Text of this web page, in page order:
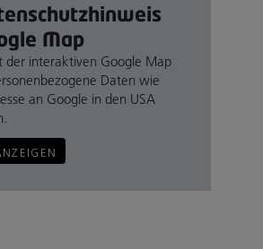
Map
der interaktiven Google Map
Daten wie
an Google in den USA